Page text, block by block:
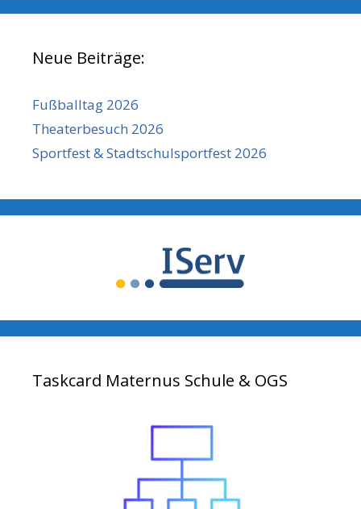
Neue Beiträge:
Fußballtag 2026
Theaterbesuch 2026
Sportfest & Stadtschulsportfest 2026
Taskcard Maternus Schule & OGS